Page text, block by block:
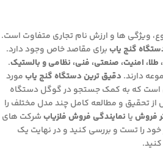
ویژگی ها و ارزش نام تجاری متفاوت است.
گنج یاببرای مقاصد خاص وجود دارد.
طلا، امنیت، صنعتی، فنی، نظامی و بالستیک.
دارند. دقیق ترین دستگاه گنج یابمورد
این است که به کمک جستجو در گوگل دستگاه
تحقیق و مطالعه کامل چند مدل مختلف را
فروشیا نمایندگی فروش فلزیابشرکت های
خود را تست و بررسی کنید و در نهایت یک